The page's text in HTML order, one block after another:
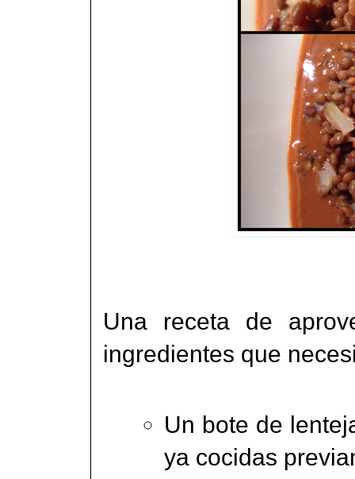
Una receta de
ingredientes que
Un bote de
ya cocidas